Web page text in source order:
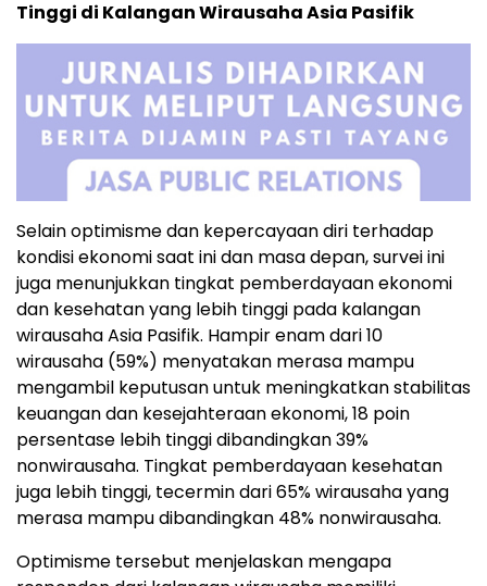
Tinggi di Kalangan Wirausaha Asia Pasifik
Selain optimisme dan kepercayaan diri terhadap
kondisi ekonomi saat ini dan masa depan, survei ini
juga menunjukkan tingkat pemberdayaan ekonomi
dan kesehatan yang lebih tinggi pada kalangan
wirausaha Asia Pasifik. Hampir enam dari 10
wirausaha (59%) menyatakan merasa mampu
mengambil keputusan untuk meningkatkan stabilitas
keuangan dan kesejahteraan ekonomi, 18 poin
persentase lebih tinggi dibandingkan 39%
nonwirausaha. Tingkat pemberdayaan kesehatan
juga lebih tinggi, tecermin dari 65% wirausaha yang
merasa mampu dibandingkan 48% nonwirausaha.
Optimisme tersebut menjelaskan mengapa